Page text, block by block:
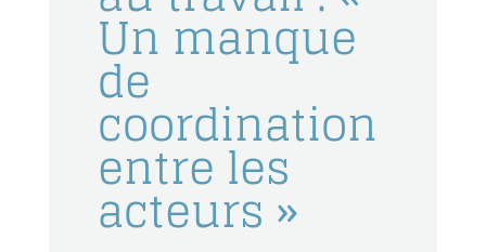
Un manque
de
coordination
entre les
acteurs »